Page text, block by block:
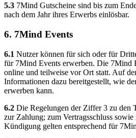
5.3 7Mind Gutscheine sind bis zum
nach dem Jahr ihres Erwerbs einlösbar.
6. 7Mind Events
6.1 Nutzer können für sich oder für
für 7Mind Events erwerben. Die 7Mind
online und teilweise vor Ort statt. Auf
Informationen dazu bereitgestellt, wie
erwerben kann.
6.2 Die Regelungen der Ziffer 3 zu den
zur Zahlung; zum Vertragsschluss
Kündigung gelten entsprechend für